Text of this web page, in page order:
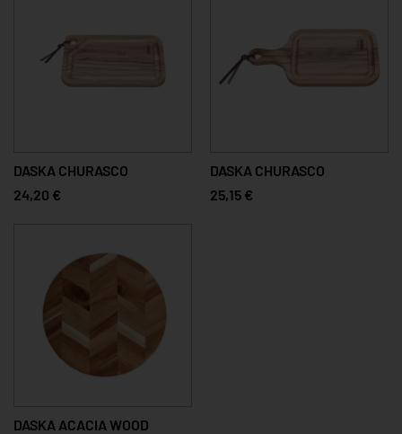
DASKA CHURASCO
24,20 €
DASKA CHURASCO
25,15 €
DASKA ACACIA WOOD